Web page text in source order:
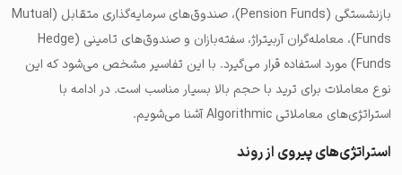
بازنشستگی (Pension Funds)، صندوق‌های سرمایه‌گذاری متقابل (Mutual
Funds)، معامله‌گران آربیتراژ، سفته‌بازان و صندوق‌های تامینی (Hedge
Funds) مورد استفاده قرار می‌گیرد. با این تفاسیر مشخص می‌شود که این
نوع معاملات برای ترید با حجم بالا بسیار مناسب است. در ادامه با
استراتژی‌های معاملاتی Algorithmic آشنا می‌شویم.
استراتژی‌های پیروی از روند